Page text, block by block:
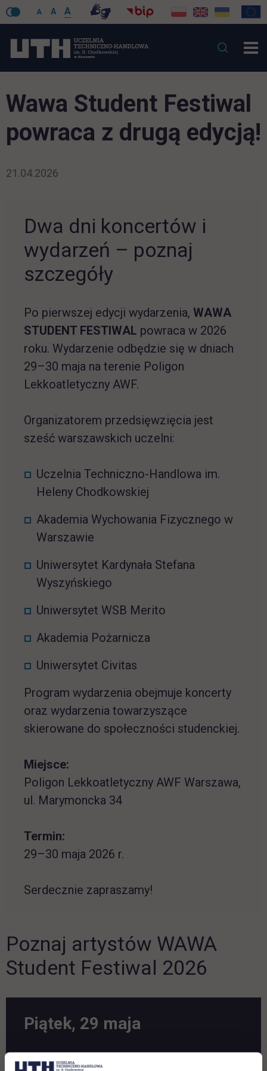
A A A
Wawa Student Festiwal
powraca z drugą edycją!
21.04.2026
Dwa dni koncertów i
wydarzeń – poznaj
szczegóły
Po pierwszej edycji wydarzenia, WAWA
STUDENT FESTIWAL powraca w 2026
roku. Wydarzenie odbędzie się w dniach
29–30 maja na terenie Poligon
Lekkoatletyczny AWF.
Organizatorem przedsięwzięcia jest
sześć warszawskich uczelni:
Uczelnia Techniczno-Handlowa im.
Heleny Chodkowskiej
Akademia Wychowania Fizycznego w
Warszawie
Uniwersytet Kardynała Stefana
Wyszyńskiego
Uniwersytet WSB Merito
Akademia Pożarnicza
Uniwersytet Civitas
Program wydarzenia obejmuje koncerty
oraz wydarzenia towarzyszące
skierowane do społeczności studenckiej.
Miejsce:
Poligon Lekkoatletyczny AWF Warszawa,
ul. Marymoncka 34
Termin:
29–30 maja 2026 r.
Serdecznie zapraszamy!
Poznaj artystów WAWA
Student Festiwal 2026
Piątek, 29 maja
Guzior